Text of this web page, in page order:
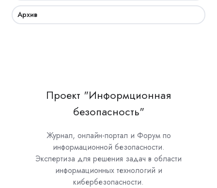
Архив
Проект "Информционная
безопасность"
Журнал, онлайн-портал и Форум по
информационной безопасности.
Экспертиза для решения задач в области
информационных технологий и
кибербезопасности.